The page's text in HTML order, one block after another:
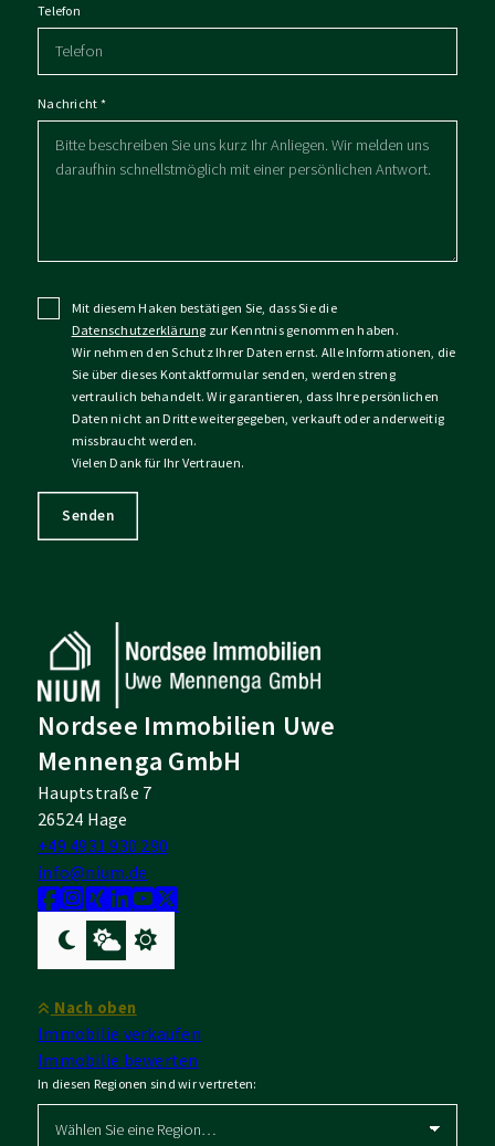
Telefon
Nachricht *
Mit diesem Haken bestätigen Sie, dass Sie die
Datenschutzerklärung zur Kenntnis genommen haben.
Wir nehmen den Schutz Ihrer Daten ernst. Alle Informationen, die
Sie über dieses Kontaktformular senden, werden streng
vertraulich behandelt. Wir garantieren, dass Ihre persönlichen
Daten nicht an Dritte weitergegeben, verkauft oder anderweitig
missbraucht werden.
Vielen Dank für Ihr Vertrauen.
Senden
Nordsee Immobilien Uwe
Mennenga GmbH
Hauptstraße 7
26524 Hage
+49 4931 930 290
info@nium.de
In diesen Regionen sind wir vertreten:
Nach oben
Immobilie verkaufen
Immobilie bewerten